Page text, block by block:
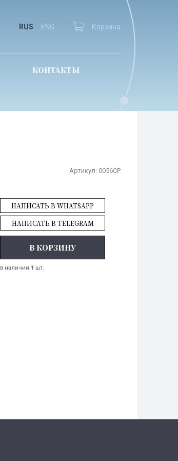
RUS ENG Корзина
КОНТАКТЫ
Артикул: 0056CP
НАПИСАТЬ В WHATSAPP
НАПИСАТЬ В TELEGRAM
В КОРЗИНУ
в наличии 1 шт.